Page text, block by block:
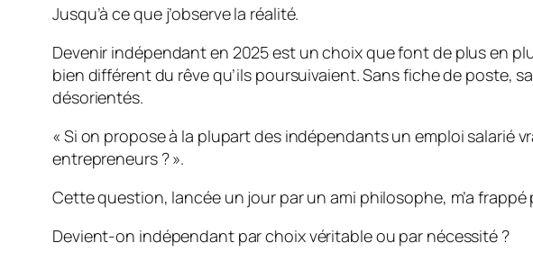
Jusqu’à ce que j’observe la réalité.
Devenir indépendant en 2025 est un choix que font de plus en
bien différent du rêve qu’ils poursuivaient. Sans fiche de poste,
désorientés.
« Si on propose à la plupart des indépendants un emploi
entrepreneurs ? ».
Cette question, lancée un jour par un ami philosophe, m’a frappé
Devient-on indépendant par choix véritable ou par nécessité ?